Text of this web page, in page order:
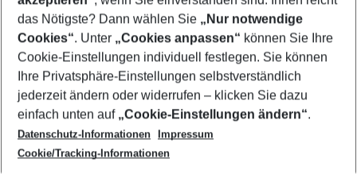
Footer
Footer navigation
Über uns
AGB
Cookie-Einstellungen ändern
Cookie-Richtlinie
Datenschutz
Service & Hilfe
Barrierefreies Reisen
Check-in
Folgen Sie uns
das Nötigste? Dann wählen Sie „Nur notwendige
Cookies“. Unter „Cookies anpassen“ können Sie Ihre
Cookie-Einstellungen individuell festlegen. Sie können
Ihre Privatsphäre-Einstellungen selbstverständlich
jederzeit ändern oder widerrufen – klicken Sie dazu
einfach unten auf „Cookie-Einstellungen ändern“.
Datenschutz-Informationen
Impressum
Cookie/Tracking-Informationen